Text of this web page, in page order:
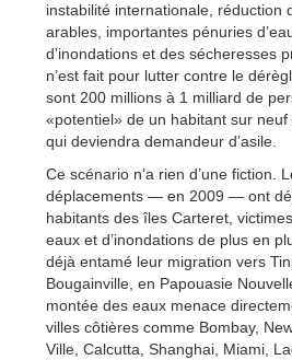
instabilité internationale, réduction
arables, importantes pénuries
d’inondations et des sécheresses
n’est fait pour lutter contre le
sont 200 millions à 1 milliard de
«potentiel» de un habitant sur neuf
qui deviendra demandeur d’asile.
Ce scénario n’a rien d’une fiction.
déplacements — en 2009 — ont
habitants des îles Carteret,
eaux et d’inondations de plus en
déjà entamé leur migration vers
Bougainville, en Papouasie
montée des eaux menace
villes côtières comme Bombay,
Ville, Calcutta, Shanghai, Miami,